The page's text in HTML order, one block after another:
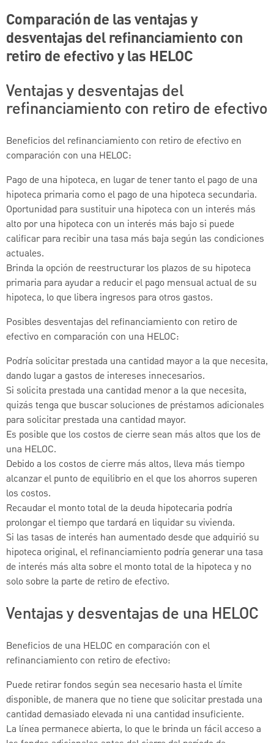
Comparación de las ventajas y
desventajas del refinanciamiento con
retiro de efectivo y las HELOC
Ventajas y desventajas del
refinanciamiento con retiro de efectivo
Beneficios del refinanciamiento con retiro de efectivo en
comparación con una HELOC:
Pago de una hipoteca, en lugar de tener tanto el pago de una
hipoteca primaria como el pago de una hipoteca secundaria.
Oportunidad para sustituir una hipoteca con un interés más
alto por una hipoteca con un interés más bajo si puede
calificar para recibir una tasa más baja según las condiciones
actuales.
Brinda la opción de reestructurar los plazos de su hipoteca
primaria para ayudar a reducir el pago mensual actual de su
hipoteca, lo que libera ingresos para otros gastos.
Posibles desventajas del refinanciamiento con retiro de
efectivo en comparación con una HELOC:
Podría solicitar prestada una cantidad mayor a la que necesita,
dando lugar a gastos de intereses innecesarios.
Si solicita prestada una cantidad menor a la que necesita,
quizás tenga que buscar soluciones de préstamos adicionales
para solicitar prestada una cantidad mayor.
Es posible que los costos de cierre sean más altos que los de
una HELOC.
Debido a los costos de cierre más altos, lleva más tiempo
alcanzar el punto de equilibrio en el que los ahorros superen
los costos.
Recaudar el monto total de la deuda hipotecaria podría
prolongar el tiempo que tardará en liquidar su vivienda.
Si las tasas de interés han aumentado desde que adquirió su
hipoteca original, el refinanciamiento podría generar una tasa
de interés más alta sobre el monto total de la hipoteca y no
solo sobre la parte de retiro de efectivo.
Ventajas y desventajas de una HELOC
Beneficios de una HELOC en comparación con el
refinanciamiento con retiro de efectivo:
Puede retirar fondos según sea necesario hasta el límite
disponible, de manera que no tiene que solicitar prestada una
cantidad demasiado elevada ni una cantidad insuficiente.
La línea permanece abierta, lo que le brinda un fácil acceso a